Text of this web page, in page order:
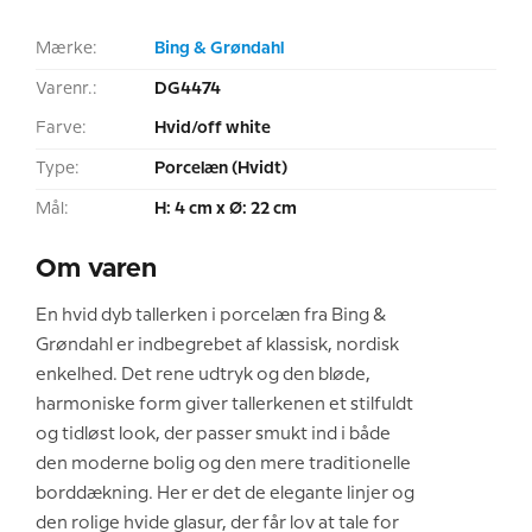
Mærke: Bing & Grøndahl
Varenr.: DG4474
Farve: Hvid/off white
Type: Porcelæn (Hvidt)
Mål: H: 4 cm x Ø: 22 cm
Om varen
En hvid dyb tallerken i porcelæn fra Bing &
Grøndahl er indbegrebet af klassisk, nordisk
enkelhed. Det rene udtryk og den bløde,
harmoniske form giver tallerkenen et stilfuldt
og tidløst look, der passer smukt ind i både
den moderne bolig og den mere traditionelle
borddækning. Her er det de elegante linjer og
den rolige hvide glasur, der får lov at tale for